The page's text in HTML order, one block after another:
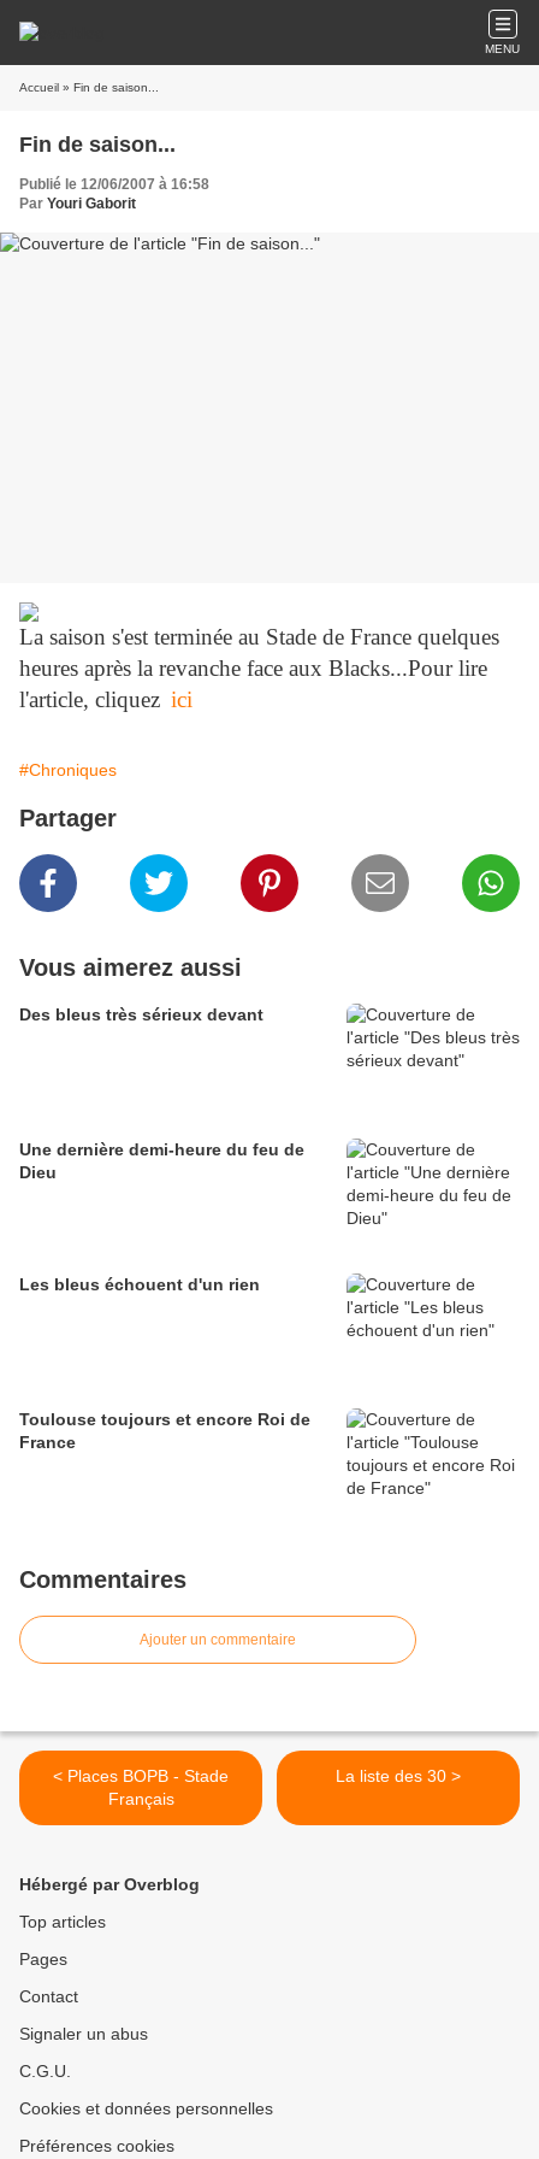
MENU
Accueil » Fin de saison...
Fin de saison...
Publié le 12/06/2007 à 16:58
Par Youri Gaborit
La saison s'est terminée au Stade de France quelques
heures après la revanche face aux Blacks...Pour lire
l'article, cliquez ici
#Chroniques
Partager
Vous aimerez aussi
Des bleus très sérieux devant
Une dernière demi-heure du feu de
Dieu
Les bleus échouent d'un rien
Toulouse toujours et encore Roi de
France
Commentaires
Ajouter un commentaire
< Places BOPB - Stade
Français
La liste des 30 >
Hébergé par Overblog
Top articles
Pages
Contact
Signaler un abus
C.G.U.
Cookies et données personnelles
Préférences cookies